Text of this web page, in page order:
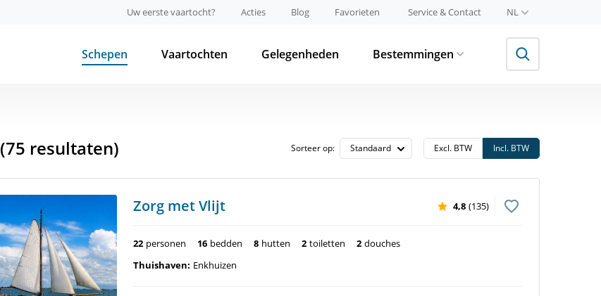
Uw eerste vaartocht? Acties Blog Favorieten Service & Contact NL
Schepen Vaartochten Gelegenheden Bestemmingen
(75 resultaten) Sorteer op: Excl. BTW Incl. BTW
Zorg met Vlijt 4,8 (135)
22 personen 16 bedden 8 hutten 2 toiletten 2 douches
Thuishaven: Enkhuizen